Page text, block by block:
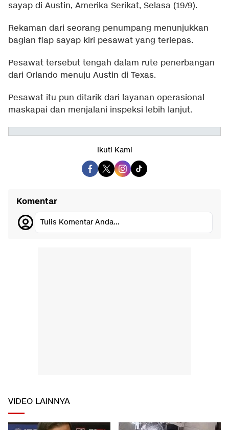
sayap di Austin, Amerika Serikat, Selasa (19/9).
Rekaman dari seorang penumpang menunjukkan
bagian flap sayap kiri pesawat yang terlepas.
Pesawat tersebut tengah dalam rute penerbangan
dari Orlando menuju Austin di Texas.
Pesawat itu pun ditarik dari layanan operasional
maskapai dan menjalani inspeksi lebih lanjut.
Ikuti Kami
Komentar
Tulis Komentar Anda...
VIDEO LAINNYA